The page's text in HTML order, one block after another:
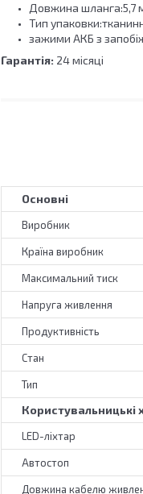
Довжина шланга:5,7
Тип
зажими АКБ з
Гарантія: 24 місяці
Основні
Виробник
Країна виробник
Максимальний тиск
Напруга живлення
Продуктивність
Стан
Тип
Користувальницькі
LED-ліхтар
Автостоп
Довжина кабелю